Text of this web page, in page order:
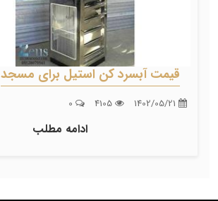
قیمت آبسرد کن استیل برای مسجد
ادامه مطلب